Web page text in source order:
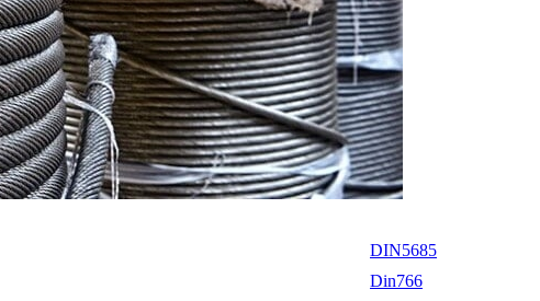
DIN5685
Din766